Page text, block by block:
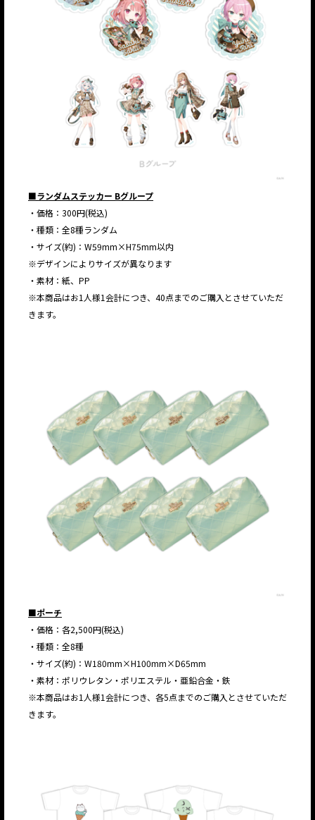
■ランダムステッカー Bグループ
・価格：300円(税込)
・種類：全8種ランダム
・サイズ(約)：W59mm×H75mm以内
※デザインによりサイズが異なります
・素材：紙、PP
※本商品はお1人様1会計につき、40点までのご購入とさせていただ
きます。
■ポーチ
・価格：各2,500円(税込)
・種類：全8種
・サイズ(約)：W180mm×H100mm×D65mm
・素材：ポリウレタン・ポリエステル・亜鉛合金・鉄
※本商品はお1人様1会計につき、各5点までのご購入とさせていただ
きます。